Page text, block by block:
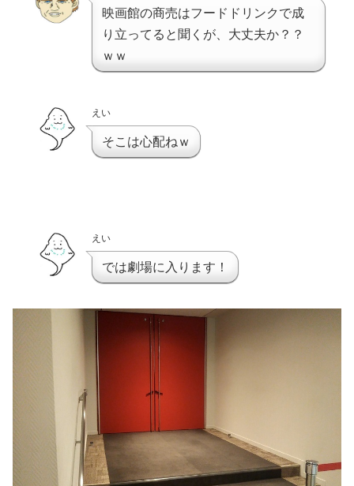
映画館の商売はフードドリンクで成
り立ってると聞くが、大丈夫か？？
ｗｗ
えい
そこは心配ねｗ
えい
では劇場に入ります！